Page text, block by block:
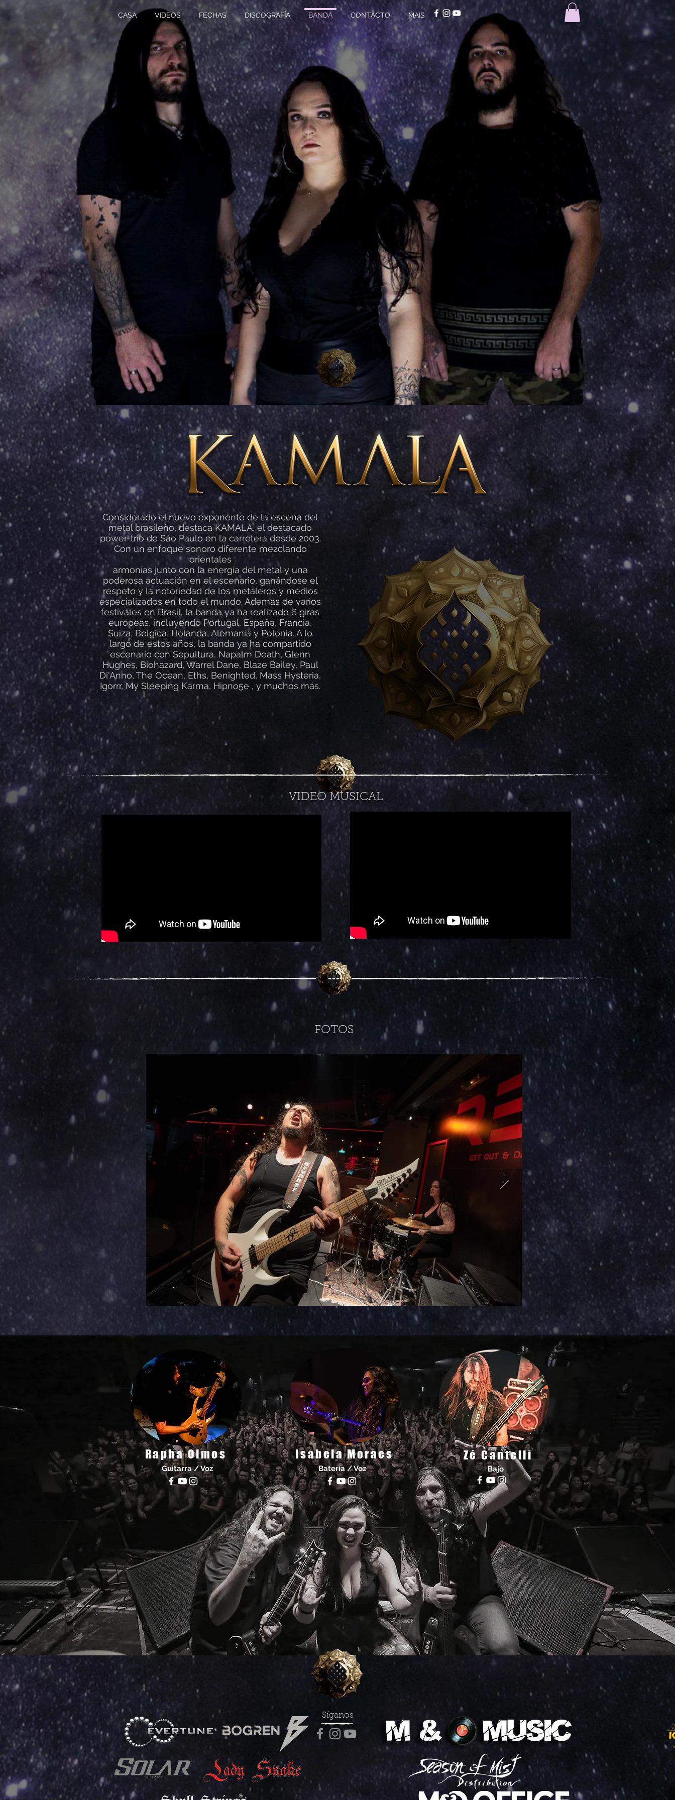
CASA VIDEOS FECHAS DISCOGRAFÍA BANDA CONTACTO MAIS
Considerado el nuevo exponente de la escena del
metal brasileño, destaca KAMALA, el destacado
power-trio de São Paulo en la carretera desde 2003.
Con un enfoque sonoro diferente mezclando
orientales
armonías junto con la energía del metal y una
poderosa actuación en el escenario, ganándose el
respeto y la notoriedad de los metaleros y medios
especializados en todo el mundo. Además de varios
festivales en Brasil, la banda ya ha realizado 6 giras
europeas, incluyendo Portugal, España, Francia,
Suiza, Bélgica, Holanda, Alemania y Polonia. A lo
largo de estos años, la banda ya ha compartido
escenario con Sepultura, Napalm Death, Glenn
Hughes, Biohazard, Warrel Dane, Blaze Bailey, Paul
Di'Anno, The Ocean, Eths, Benighted, Mass Hysteria,
Igorrr, My Sleeping Karma, Hipno5e , y muchos más.
VIDEO MUSICAL
FOTOS
Rapha Olmos
Guitarra / Voz
Isabela Moraes
Batería / Voz
Zé Cantelli
Bajo
Síganos